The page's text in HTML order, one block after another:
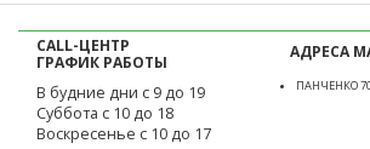
CALL-ЦЕНТР
ГРАФИК РАБОТЫ
В будние дни с 9 до 19
Суббота с 10 до 18
Воскресенье с 10 до 17
АДРЕСА
ПАНЧЕНКО